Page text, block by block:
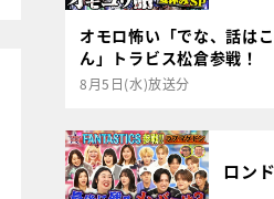
オモロ怖い「でな、話は
ん」トラビス松倉参戦！
8月5日(水)放送分
ロン